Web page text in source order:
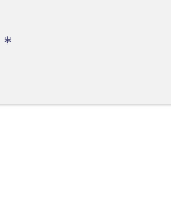
*